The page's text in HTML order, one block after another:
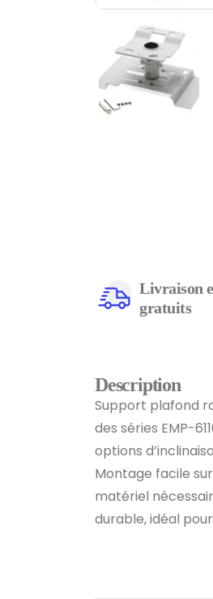
Livraison
gratuits
Description
Support plafond
des séries EMP-
options
Montage facile
matériel
durable, idéal